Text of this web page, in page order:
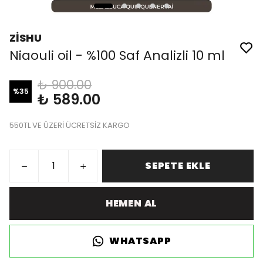
ZİSHU
Niaouli oil - %100 Saf Analizli 10 ml
%35 ₺ 900.00
₺ 589.00
550TL VE ÜZERİ ÜCRETSİZ KARGO
SEPETE EKLE
HEMEN AL
WHATSAPP